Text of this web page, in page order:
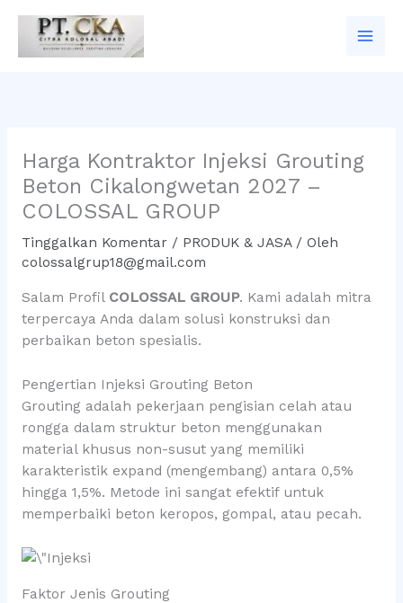
konten
Harga Kontraktor Injeksi Grouting
Beton Cikalongwetan 2027 –
COLOSSAL GROUP
Tinggalkan Komentar / PRODUK & JASA/ Oleh
colossalgrup18@gmail.com
Salam Profil COLOSSAL GROUP. Kami adalah mitra
terpercaya Anda dalam solusi konstruksi dan
perbaikan beton spesialis.
Pengertian Injeksi Grouting Beton
Grouting adalah pekerjaan pengisian celah atau
rongga dalam struktur beton menggunakan
material khusus non-susut yang memiliki
karakteristik expand (mengembang) antara 0,5%
hingga 1,5%. Metode ini sangat efektif untuk
memperbaiki beton keropos, gompal, atau pecah.
Faktor Jenis Grouting